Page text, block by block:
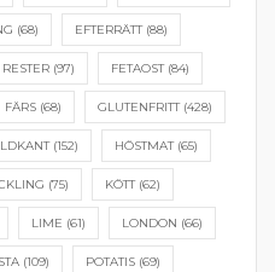
(68) EFTERRÄTT(88)
(97) FETAOST(84)
FÄRS(68) GLUTENFRITT(428)
(152) HÖSTMAT(65)
(75) KÖTT(62)
LIME (61) LONDON (66)
(109) POTATIS(69)